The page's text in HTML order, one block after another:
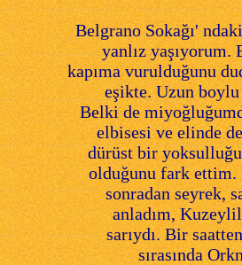
Belgrano Sokağı'
yanlız yaşıyorum.
kapıma vurulduğunu
eşikte. Uzun
Belki de
elbisesi ve elinde
dürüst bir yoksulluğu
olduğunu fark ettim.
sonradan seyrek,
anladım,
sarıydı. Bir
sırasında